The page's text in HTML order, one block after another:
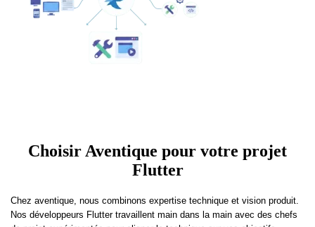
Choisir Aventique pour votre projet
Flutter
Chez aventique, nous combinons expertise technique et vision produit.
Nos développeurs Flutter travaillent main dans la main avec des chefs